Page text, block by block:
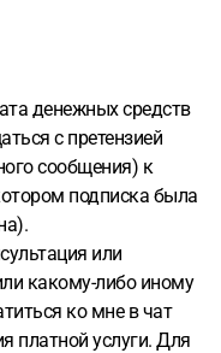
денежных средств
с претензией
сообщения) к
подписка была
или
какому-либо иному
ко мне в чат
платной услуги. Для